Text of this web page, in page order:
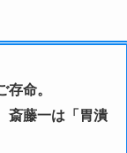
命。
斎藤一は「胃潰